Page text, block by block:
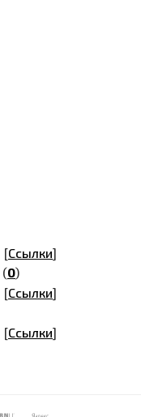
[Ссылки]
(0)
[Ссылки]
[Ссылки]